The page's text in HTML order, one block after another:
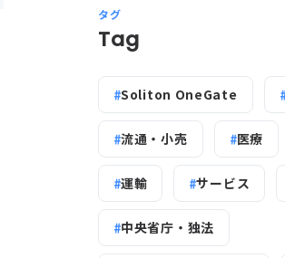
タグ
Tag
Soliton OneGate
流通・小売 医療
運輸 サービス
中央省庁・独法